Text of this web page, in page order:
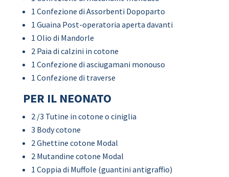
1 Confezione di Assorbenti Dopoparto
1 Guaina Post-operatoria aperta davanti
1 Olio di Mandorle
2 Paia di calzini in cotone
1 Confezione di asciugamani monouso
1 Confezione di traverse
PER IL NEONATO
2 /3 Tutine in cotone o ciniglia
3 Body cotone
2 Ghettine cotone Modal
2 Mutandine cotone Modal
1 Coppia di Muffole (guantini antigraffio)